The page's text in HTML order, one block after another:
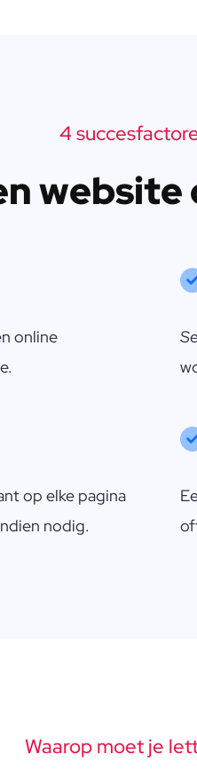
4
online
op elke pagina
nodig.
Waarop moet je